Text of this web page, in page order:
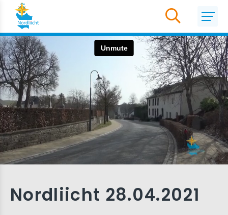
Nordliicht 28.04.2021